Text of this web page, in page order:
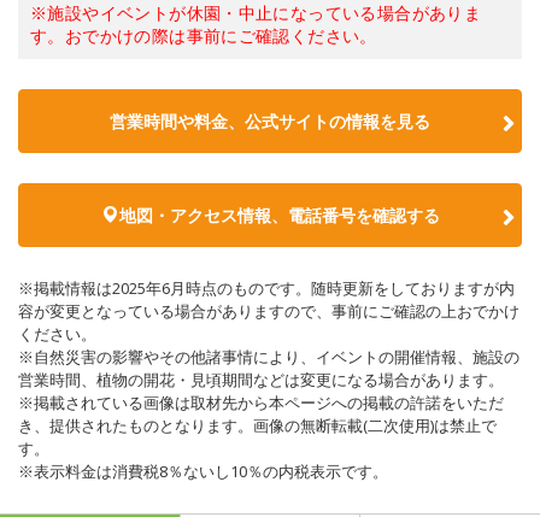
※施設やイベントが休園・中止になっている場合がありま
す。おでかけの際は事前にご確認ください。
営業時間や料金、公式サイトの情報を見る
地図・アクセス情報、電話番号を確認する
※掲載情報は2025年6月時点のものです。随時更新をしておりますが内
容が変更となっている場合がありますので、事前にご確認の上おでかけ
ください。
※自然災害の影響やその他諸事情により、イベントの開催情報、施設の
営業時間、植物の開花・見頃期間などは変更になる場合があります。
※掲載されている画像は取材先から本ページへの掲載の許諾をいただ
き、提供されたものとなります。画像の無断転載(二次使用)は禁止で
す。
※表示料金は消費税8％ないし10％の内税表示です。